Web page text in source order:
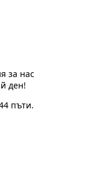
за нас
ден!
пъти.